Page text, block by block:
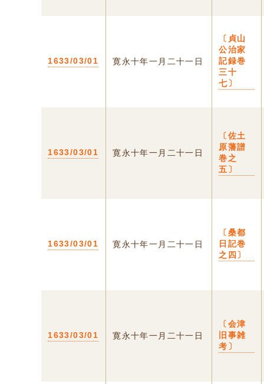
1633/03/01 寛永十年一月二十一日
〔貞山
公治家
記録巻
三十
七〕
1633/03/01 寛永十年一月二十一日
〔佐土
原藩譜
巻之
五〕
1633/03/01 寛永十年一月二十一日
〔桑都
日記巻
之四〕
1633/03/01 寛永十年一月二十一日
〔会津
旧事雑
考〕